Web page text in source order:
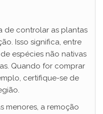
de controlar as plantas
Isso significa, entre
espécies não nativas
Quando for comprar
certifique-se de
menores, a remoção